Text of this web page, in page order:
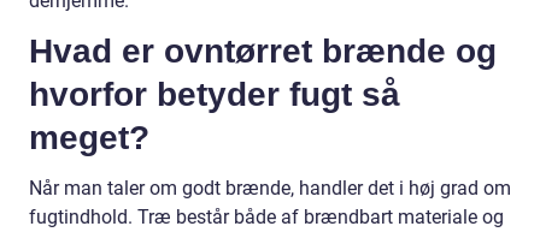
Hvad er ovntørret brænde og
hvorfor betyder fugt så
meget?
Når man taler om godt brænde, handler det i høj grad om
fugtindhold. Træ består både af brændbart materiale og